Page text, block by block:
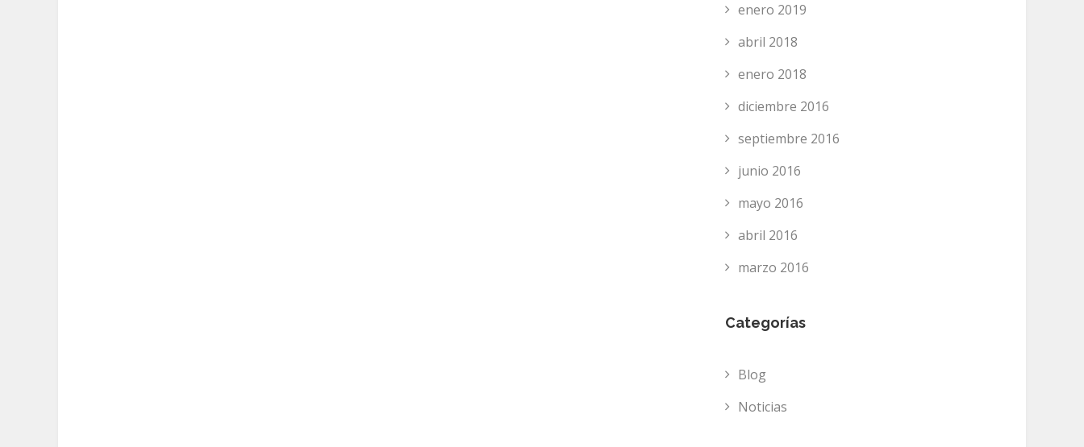
enero 2019
abril 2018
enero 2018
diciembre 2016
septiembre 2016
junio 2016
mayo 2016
abril 2016
marzo 2016
Categorías
Blog
Noticias